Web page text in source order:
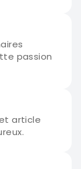
passion
article